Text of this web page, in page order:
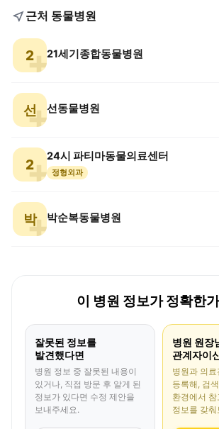
근처 동물병원
2 21세기종합동물병원
선 선동물병원
2
24시 파티마동물의료센터
정형외과
박 박순복동물병원
이 병원 정보가 정확한
잘못된 정보를
발견했다면
병원 정보 중 잘못된 내용이
있거나, 직접 방문 후 알게 된
정보가 있다면 수정 제안을
보내주세요.
병원 원장
관계자이
병원과 의
등록해, 검
환경에서
정보를 갖